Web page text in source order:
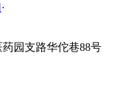
·
园支路华佗巷88号